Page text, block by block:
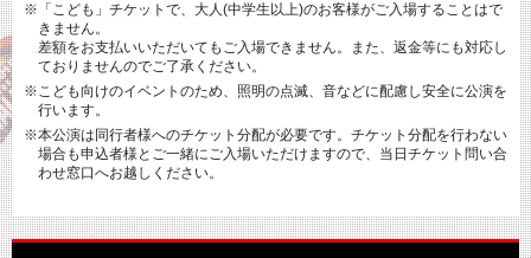
※「こども」チケットで、大人(中学生以上)のお客様がご入場することはで
きません。
差額をお支払いいただいてもご入場できません。また、返金等にも対応し
ておりませんのでご了承ください。
※こども向けのイベントのため、照明の点滅、音などに配慮し安全に公演を
行います。
※本公演は同行者様へのチケット分配が必要です。チケット分配を行わない
場合も申込者様とご一緒にご入場いただけますので、当日チケット問い合
わせ窓口へお越しください。